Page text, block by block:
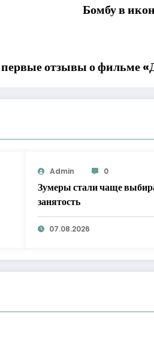
Бомбу в
отзывы о фильме
Admin 0
Зумеры стали чаще
занятость
07.08.2026